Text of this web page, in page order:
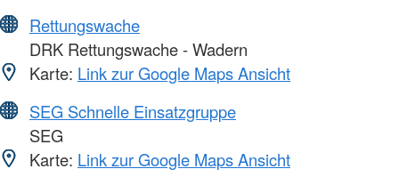
Rettungswache
DRK Rettungswache - Wadern
Karte: Link zur Google Maps Ansicht
SEG Schnelle Einsatzgruppe
SEG
Karte: Link zur Google Maps Ansicht